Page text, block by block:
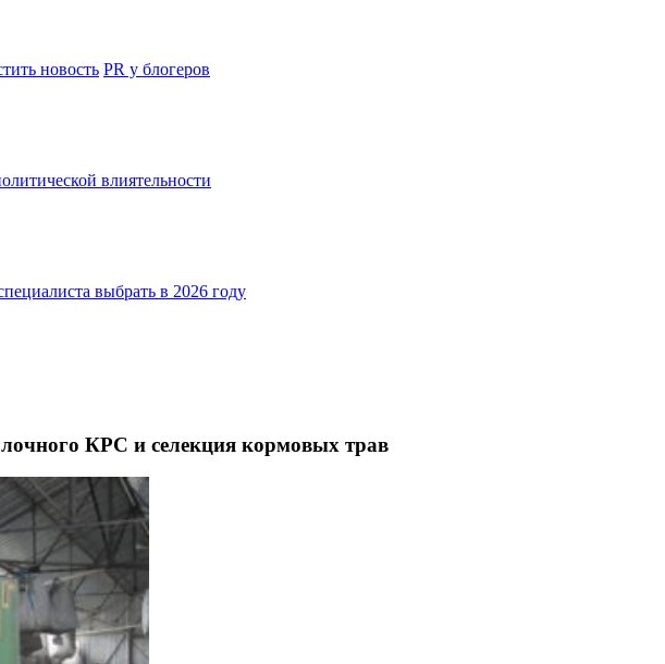
новость PR у блогеров
влиятельности
выбрать в 2026 году
КРС и селекция кормовых трав